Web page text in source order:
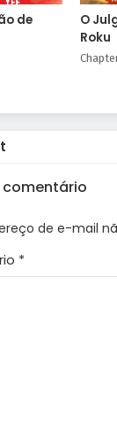
de
O
Roku
comentário
de e-mail
*